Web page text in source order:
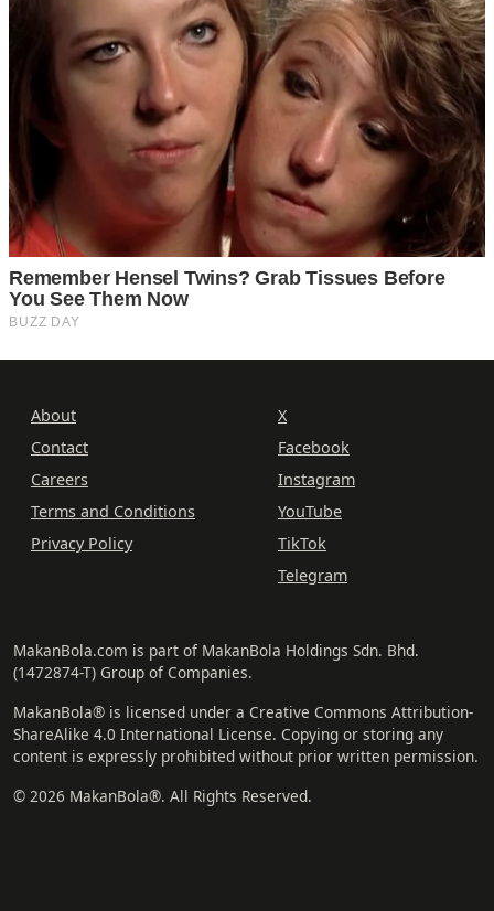
About
Contact
Careers
Terms and Conditions
Privacy Policy
X
Facebook
Instagram
YouTube
TikTok
Telegram
MakanBola.com is part of MakanBola Holdings Sdn. Bhd.
(1472874-T) Group of Companies.
MakanBola® is licensed under a Creative Commons Attribution-
ShareAlike 4.0 International License. Copying or storing any
content is expressly prohibited without prior written permission.
© 2026 MakanBola®. All Rights Reserved.